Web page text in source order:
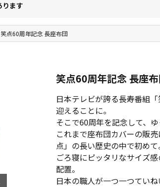
ります
笑点60周年記念 長座布団
笑点60周年記念 長座
日本テレビが誇る長寿番組
迎えることに。
そこで60周年を記念して、
これまで座布団カバーの販
点」の長い歴史の中で初めて
ごろ寝にピッタリなサイズ
配置。
日本の職人が一つ一つていね